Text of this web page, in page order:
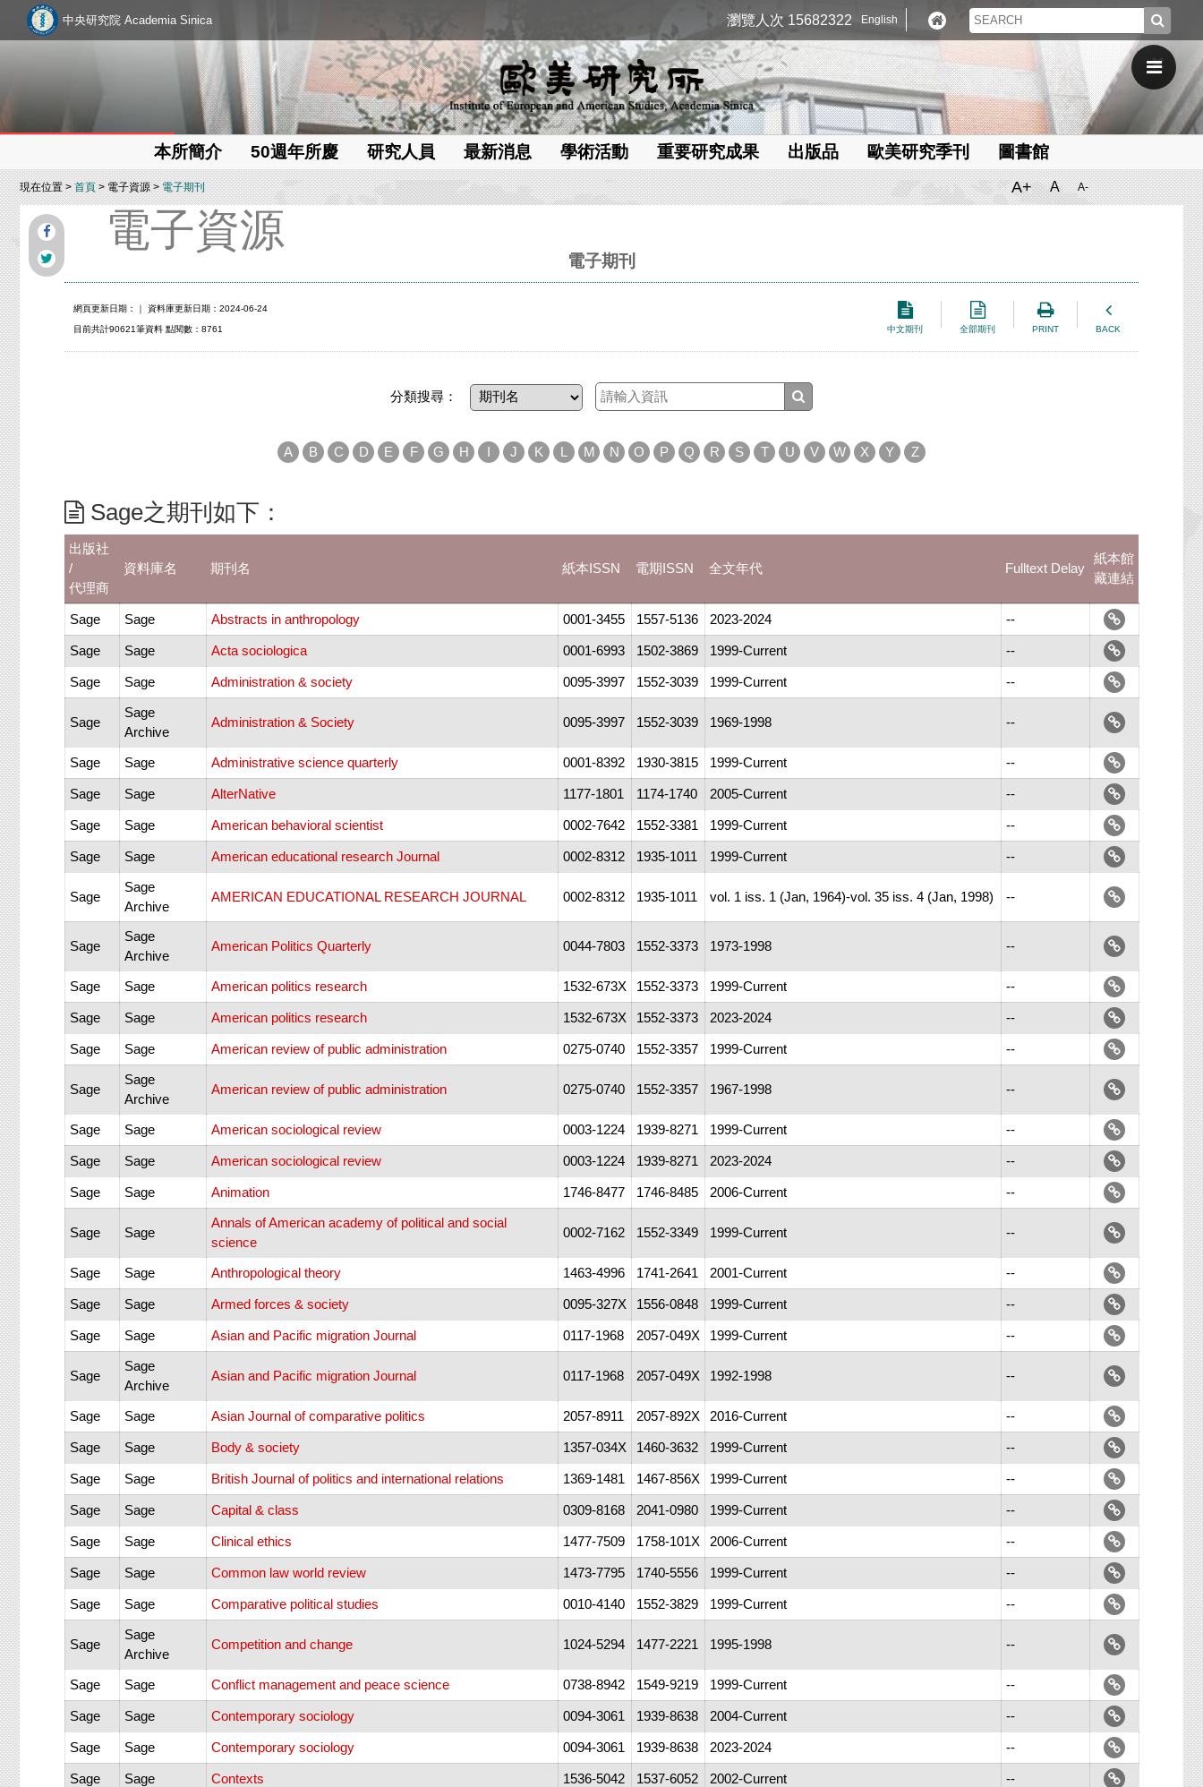
中央研究院 Academia Sinica 瀏覽人次 15682322 English
本所簡介 50週年所慶 研究人員 最新消息 學術活動 重要研究成果 出版品 歐美研究季刊 圖書館
現在位置 >首頁> 電子資源 >電子期刊 A+ A A-
電子資源
電子期刊
中文期刊 全部期刊 PRINT BACK
網頁更新日期： ｜ 資料庫更新日期：2024-06-24
目前共計90621筆資料 點閱數：8761
分類搜尋：
A B C D E F G H I J K L M N O P Q R S T U V W X Y Z
Sage之期刊如下：
出版社
/
代理商
資料庫名 期刊名 紙本ISSN 電期ISSN 全文年代 Fulltext Delay
紙本館
藏連結
Sage Sage Abstracts in anthropology 0001-3455 1557-5136 2023-2024 --
Sage Sage Acta sociologica 0001-6993 1502-3869 1999-Current --
Sage Sage Administration & society 0095-3997 1552-3039 1999-Current --
Sage
Sage
Archive
Administration & Society 0095-3997 1552-3039 1969-1998 --
Sage Sage Administrative science quarterly 0001-8392 1930-3815 1999-Current --
Sage Sage AlterNative 1177-1801 1174-1740 2005-Current --
Sage Sage American behavioral scientist 0002-7642 1552-3381 1999-Current --
Sage Sage American educational research Journal 0002-8312 1935-1011 1999-Current --
Sage
Sage
Archive
AMERICAN EDUCATIONAL RESEARCH JOURNAL 0002-8312 1935-1011 vol. 1 iss. 1 (Jan, 1964)-vol. 35 iss. 4 (Jan, 1998) --
Sage
Sage
Archive
American Politics Quarterly 0044-7803 1552-3373 1973-1998 --
Sage Sage American politics research 1532-673X 1552-3373 1999-Current --
Sage Sage American politics research 1532-673X 1552-3373 2023-2024 --
Sage Sage American review of public administration 0275-0740 1552-3357 1999-Current --
Sage
Sage
Archive
American review of public administration 0275-0740 1552-3357 1967-1998 --
Sage Sage American sociological review 0003-1224 1939-8271 1999-Current --
Sage Sage American sociological review 0003-1224 1939-8271 2023-2024 --
Sage Sage Animation 1746-8477 1746-8485 2006-Current --
Sage Sage
Annals of American academy of political and social
science
0002-7162 1552-3349 1999-Current --
Sage Sage Anthropological theory 1463-4996 1741-2641 2001-Current --
Sage Sage Armed forces & society 0095-327X 1556-0848 1999-Current --
Sage Sage Asian and Pacific migration Journal 0117-1968 2057-049X 1999-Current --
Sage
Sage
Archive
Asian and Pacific migration Journal 0117-1968 2057-049X 1992-1998 --
Sage Sage Asian Journal of comparative politics 2057-8911 2057-892X 2016-Current --
Sage Sage Body & society 1357-034X 1460-3632 1999-Current --
Sage Sage British Journal of politics and international relations 1369-1481 1467-856X 1999-Current --
Sage Sage Capital & class 0309-8168 2041-0980 1999-Current --
Sage Sage Clinical ethics 1477-7509 1758-101X 2006-Current --
Sage Sage Common law world review 1473-7795 1740-5556 1999-Current --
Sage Sage Comparative political studies 0010-4140 1552-3829 1999-Current --
Sage
Sage
Archive
Competition and change 1024-5294 1477-2221 1995-1998 --
Sage Sage Conflict management and peace science 0738-8942 1549-9219 1999-Current --
Sage Sage Contemporary sociology 0094-3061 1939-8638 2004-Current --
Sage Sage Contemporary sociology 0094-3061 1939-8638 2023-2024 --
Sage Sage Contexts 1536-5042 1537-6052 2002-Current --